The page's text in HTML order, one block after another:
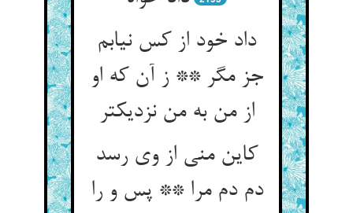
داد خود از کس نیابم
جز مگر ** ز آن که او
از من به من نزدیکتر
کاین منی از وی رسد
دم دم مرا ** پس و را